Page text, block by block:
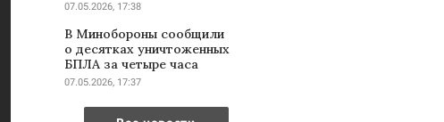
07.05.2026, 17:38
В Минобороны сообщили
о десятках уничтоженных
БПЛА за четыре часа
07.05.2026, 17:37